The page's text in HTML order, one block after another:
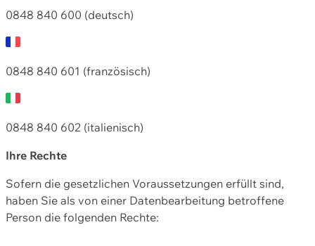
0848 840 600 (deutsch)
0848 840 601 (französisch)
0848 840 602 (italienisch)
Ihre Rechte
Sofern die gesetzlichen Voraussetzungen erfüllt sind,
haben Sie als von einer Datenbearbeitung betroffene
Person die folgenden Rechte: